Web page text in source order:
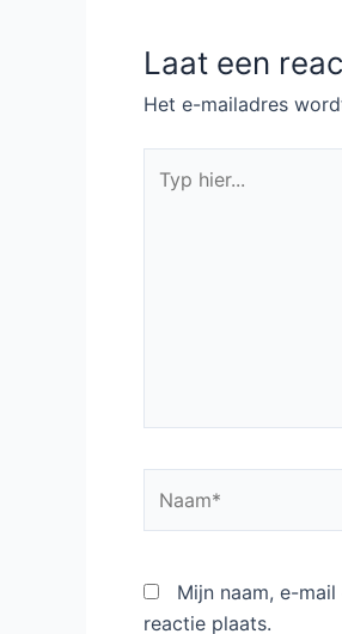
Laat een
Het e-mailadres
hier...
Mijn naam, e-
reactie plaats.